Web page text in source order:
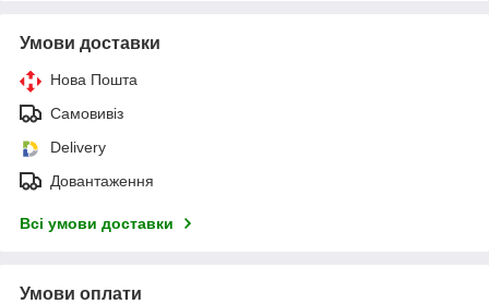
Умови доставки
Нова Пошта
Самовивіз
Delivery
Довантаження
Всі умови доставки
Умови оплати